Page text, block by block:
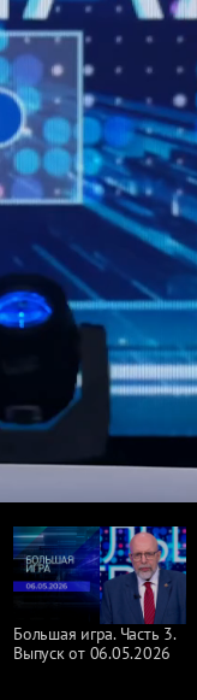
Большая игра. Часть 3.
Выпуск от 06.05.2026